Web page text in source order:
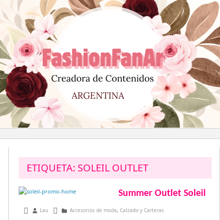
al
contenido
ETIQUETA: SOLEIL OUTLET
Summer Outlet Soleil
febrero 1, 2013
Lau Accesorios de moda, Calzado y Carteras